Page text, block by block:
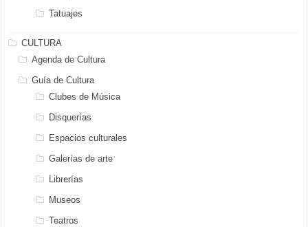
Tatuajes
CULTURA
Agenda de Cultura
Guía de Cultura
Clubes de Música
Disquerías
Espacios culturales
Galerías de arte
Librerías
Museos
Teatros